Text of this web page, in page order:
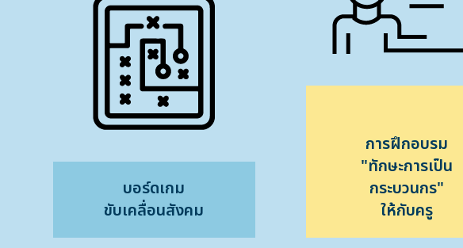
บอร์ดเกม
ขับเคลื่อนสังคม
การฝึกอบรม
"ทักษะการเป็น
กระบวนกร"
ให้กับครู